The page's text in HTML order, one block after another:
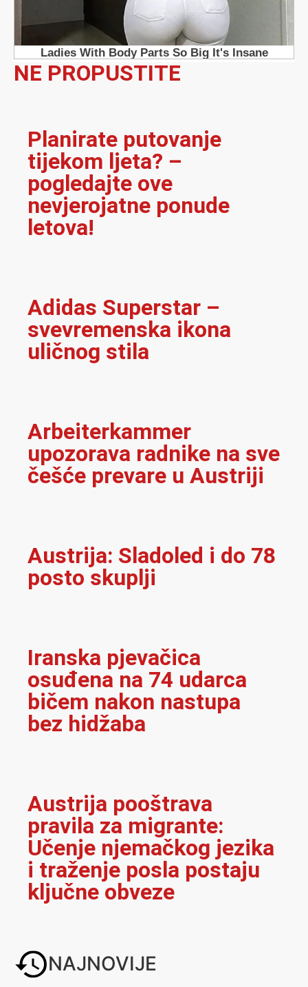
NE PROPUSTITE
Planirate putovanje
tijekom ljeta? –
pogledajte ove
nevjerojatne ponude
letova!
Adidas Superstar –
svevremenska ikona
uličnog stila
Arbeiterkammer
upozorava radnike na sve
češće prevare u Austriji
Austrija: Sladoled i do 78
posto skuplji
Iranska pjevačica
osuđena na 74 udarca
bičem nakon nastupa
bez hidžaba
Austrija pooštrava
pravila za migrante:
Učenje njemačkog jezika
i traženje posla postaju
ključne obveze
NAJNOVIJE